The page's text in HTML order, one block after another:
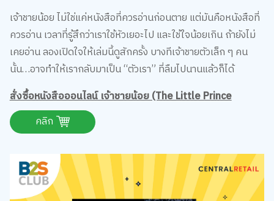
เจ้าชายน้อย ไม่ใช่แค่หนังสือที่ควรอ่านก่อนตาย แต่มันคือหนังสือที่
ควรอ่าน เวลาที่รู้สึกว่าเราใช้หัวเยอะไป และใช้ใจน้อยเกิน ถ้ายังไม่
เคยอ่าน ลองเปิดใจให้เล่มนี้ดูสักครั้ง บางทีเจ้าชายตัวเล็ก ๆ คน
นั้น…อาจทำให้เรากลับมาเป็น “ตัวเรา” ที่ลืมไปนานแล้วก็ได้
สั่งซื้อหนังสือออนไลน์ เจ้าชายน้อย (The Little Prince
คลิก